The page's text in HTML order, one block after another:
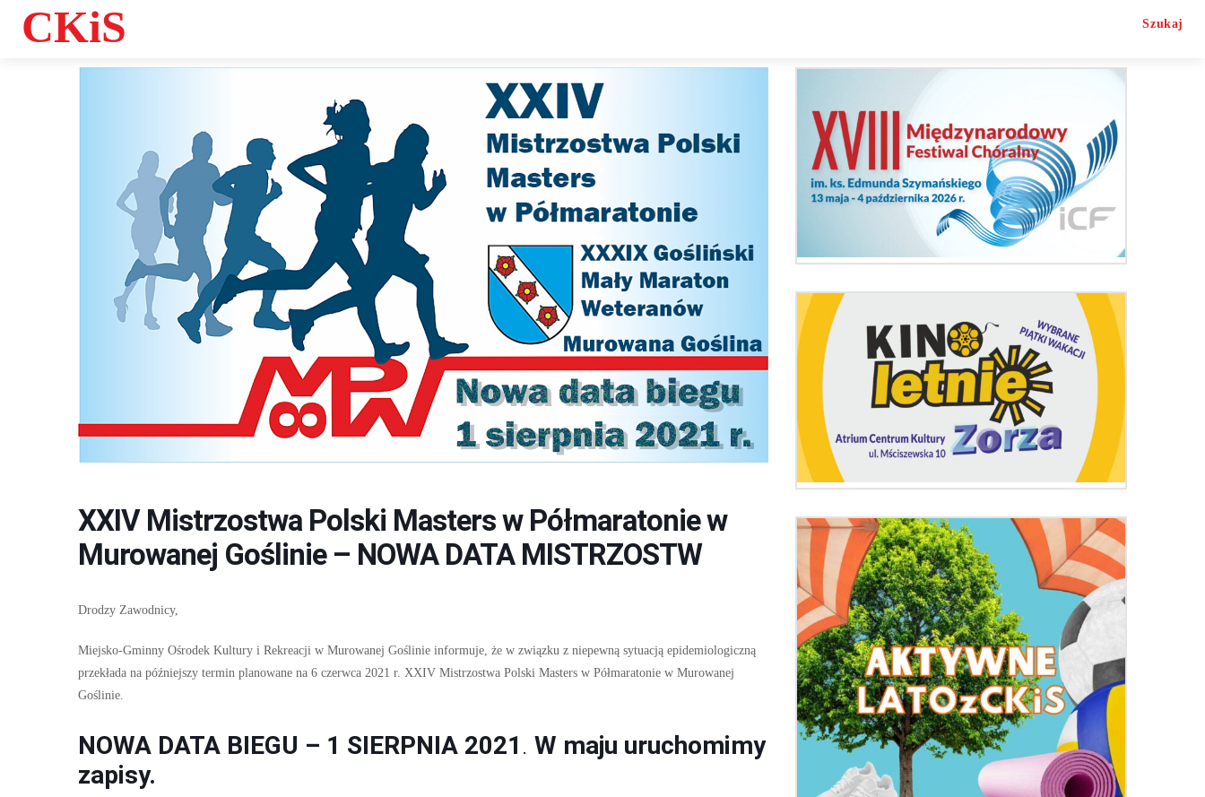
CKiS Szukaj
XXIV Mistrzostwa Polski Masters w Półmaratonie w
Murowanej Goślinie – NOWA DATA MISTRZOSTW
Drodzy Zawodnicy,
Miejsko-Gminny Ośrodek Kultury i Rekreacji w Murowanej Goślinie informuje, że w związku z niepewną sytuacją epidemiologiczną
przekłada na późniejszy termin planowane na 6 czerwca 2021 r. XXIV Mistrzostwa Polski Masters w Półmaratonie w Murowanej
Goślinie.
NOWA DATA BIEGU – 1 SIERPNIA 2021 . W maju uruchomimy
zapisy.